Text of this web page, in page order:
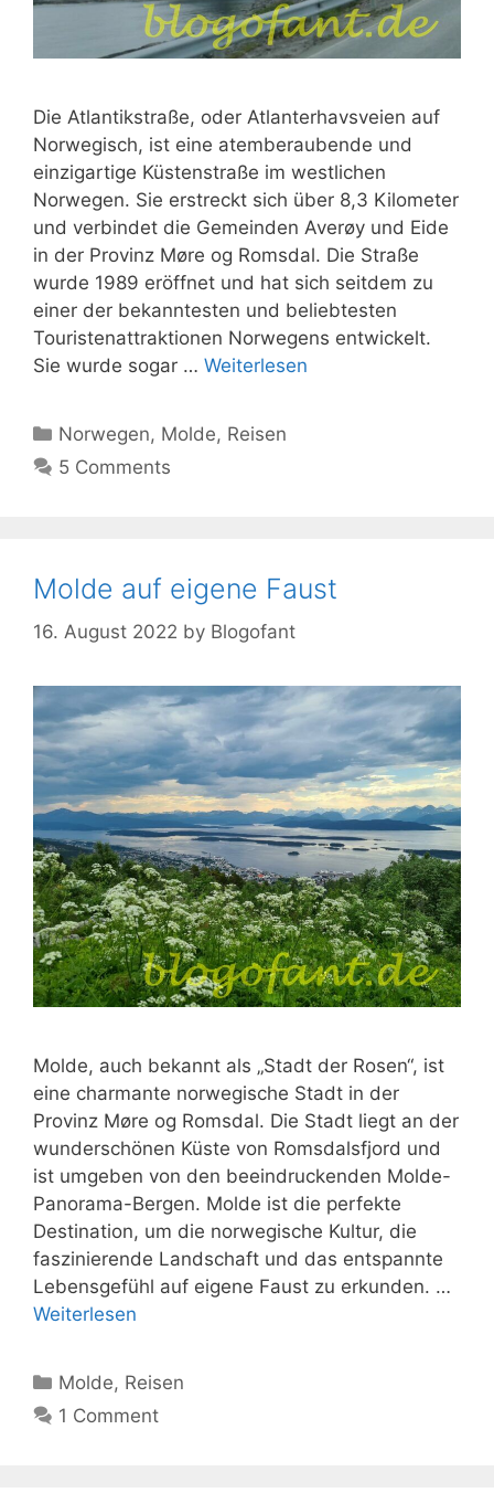
Die Atlantikstraße, oder Atlanterhavsveien auf
Norwegisch, ist eine atemberaubende und
einzigartige Küstenstraße im westlichen
Norwegen. Sie erstreckt sich über 8,3 Kilometer
und verbindet die Gemeinden Averøy und Eide
in der Provinz Møre og Romsdal. Die Straße
wurde 1989 eröffnet und hat sich seitdem zu
einer der bekanntesten und beliebtesten
Touristenattraktionen Norwegens entwickelt.
Sie wurde sogar … Weiterlesen
Kategorien
Norwegen, Molde, Reisen
5 Comments
Molde auf eigene Faust
16. August 2022 by Blogofant
Molde, auch bekannt als „Stadt der Rosen“, ist
eine charmante norwegische Stadt in der
Provinz Møre og Romsdal. Die Stadt liegt an der
wunderschönen Küste von Romsdalsfjord und
ist umgeben von den beeindruckenden Molde-
Panorama-Bergen. Molde ist die perfekte
Destination, um die norwegische Kultur, die
faszinierende Landschaft und das entspannte
Lebensgefühl auf eigene Faust zu erkunden. …
Weiterlesen
Kategorien
Molde, Reisen
1 Comment